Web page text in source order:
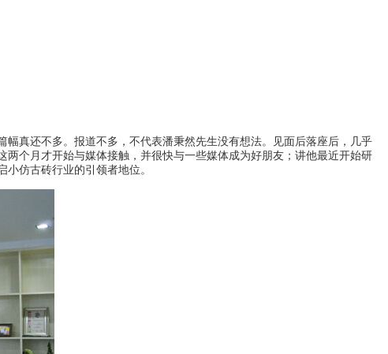
真还不多。报道不多，不代表潘秉然先生没有想法。见面后落座后，几乎
个月才开始与媒体接触，并很快与一些媒体成为好朋友；讲他最近开始研
仿古砖行业的引领者地位。